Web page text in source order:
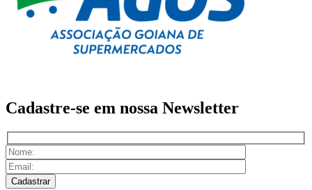
Cadastre-se em nossa Newsletter